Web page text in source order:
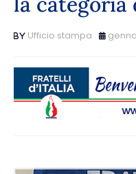
Ufficio stampa